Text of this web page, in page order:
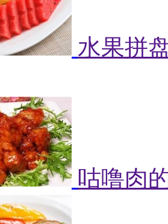
水果拼
咕噜肉